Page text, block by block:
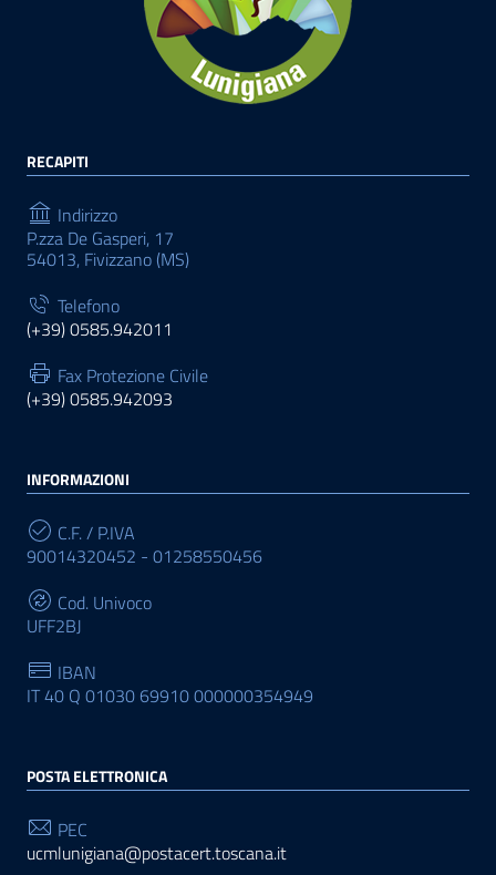
RECAPITI
Indirizzo
P.zza De Gasperi, 17
54013, Fivizzano (MS)
Telefono
(+39) 0585.942011
Fax Protezione Civile
(+39) 0585.942093
INFORMAZIONI
C.F. / P.IVA
90014320452 - 01258550456
Cod. Univoco
UFF2BJ
IBAN
IT 40 Q 01030 69910 000000354949
POSTA ELETTRONICA
PEC
ucmlunigiana@postacert.toscana.it